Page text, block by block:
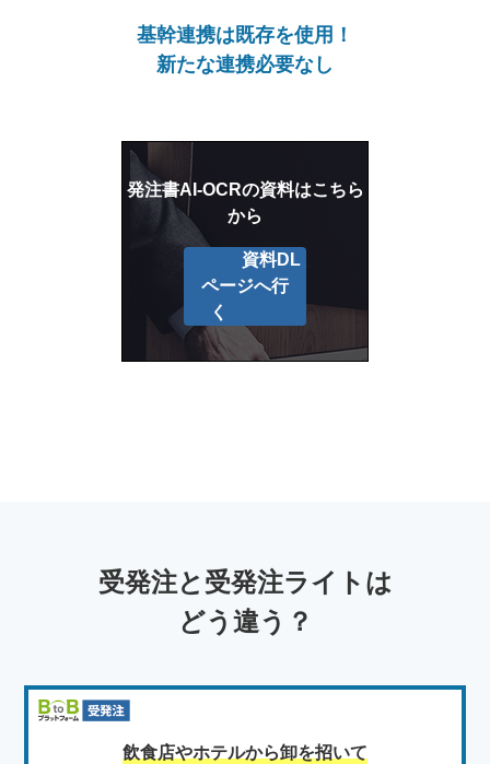
基幹連携は既存を使用！
新たな連携必要なし
発注書AI-OCRの資料はこちら
から
資料DL
ページへ行
く
受発注と受発注ライトは
どう違う？
飲食店やホテルから卸を招いて